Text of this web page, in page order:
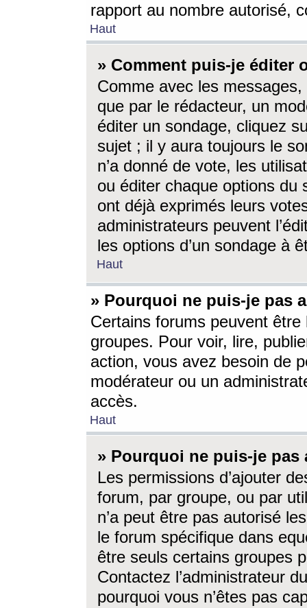
rapport au nombre autorisé,
Haut
» Comment puis-je éditer
Comme avec les
que par le rédacteur, un
éditer un sondage, cliquez
sujet ; il y aura toujours le
n’a donné de vote, les
ou éditer chaque options du
ont déjà exprimés leurs
administrateurs peuvent
les options d’un sondage à
Haut
» Pourquoi ne puis-je pas
Certains forums peuvent être
groupes. Pour voir, lire,
action, vous avez besoin de
modérateur ou un
accès.
Haut
» Pourquoi ne puis-je
Les permissions d’ajouter
forum, par groupe, ou par
n’a peut être pas autorisé
le forum spécifique dans
être seuls certains groupes
Contactez l’administrateur
pourquoi vous n’êtes pas